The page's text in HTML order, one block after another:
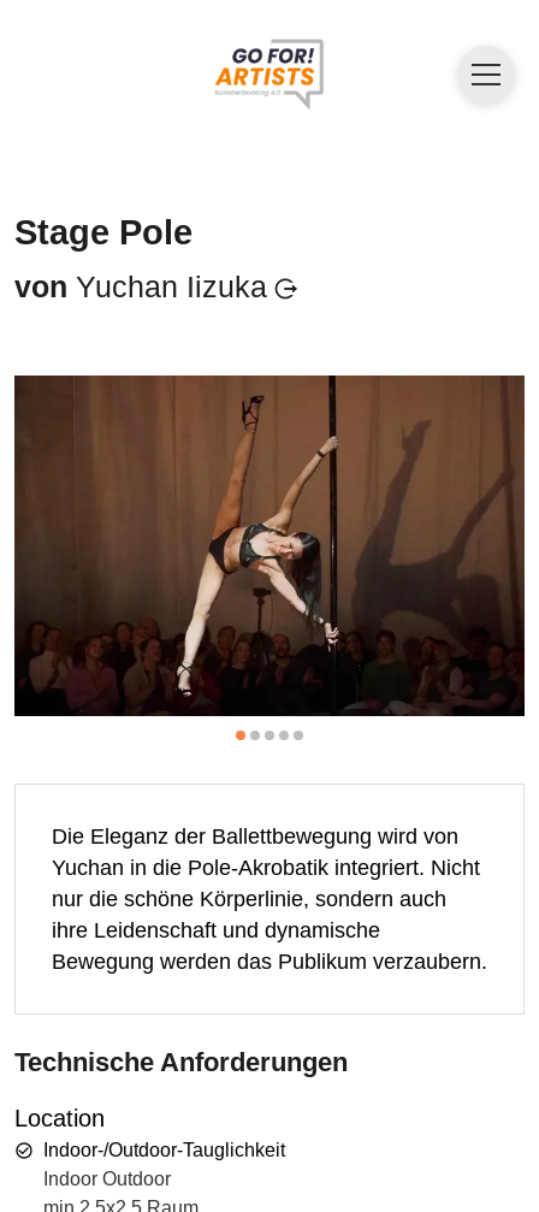
Stage Pole
von Yuchan Iizuka
Die Eleganz der Ballettbewegung wird von
Yuchan in die Pole-Akrobatik integriert. Nicht
nur die schöne Körperlinie, sondern auch
ihre Leidenschaft und dynamische
Bewegung werden das Publikum verzaubern.
Technische Anforderungen
Location
Indoor-/Outdoor-Tauglichkeit
Indoor Outdoor
min 2.5x2.5 Raum